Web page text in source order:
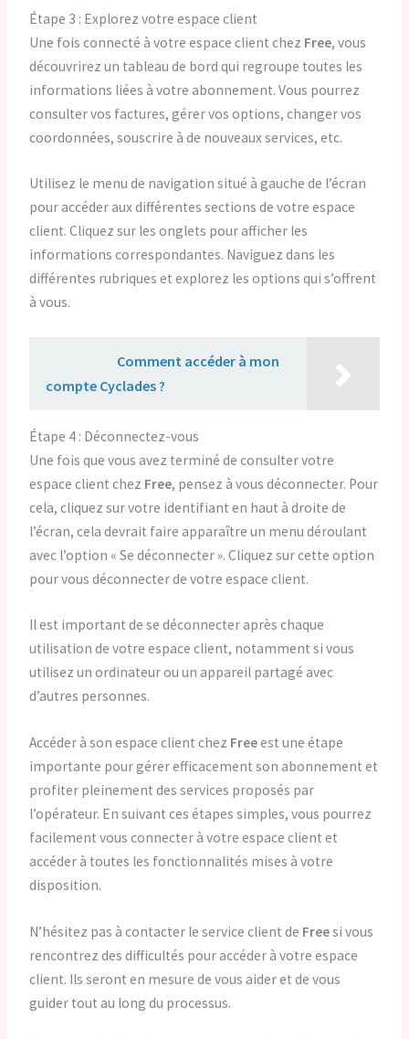
Étape 3 : Explorez votre espace client
Une fois connecté à votre espace client chez Free, vous
découvrirez un tableau de bord qui regroupe toutes les
informations liées à votre abonnement. Vous pourrez
consulter vos factures, gérer vos options, changer vos
coordonnées, souscrire à de nouveaux services, etc.
Utilisez le menu de navigation situé à gauche de l’écran
pour accéder aux différentes sections de votre espace
client. Cliquez sur les onglets pour afficher les
informations correspondantes. Naviguez dans les
différentes rubriques et explorez les options qui s’offrent
à vous.
Comment accéder à mon
compte Cyclades ?
Étape 4 : Déconnectez-vous
Une fois que vous avez terminé de consulter votre
espace client chez Free, pensez à vous déconnecter. Pour
cela, cliquez sur votre identifiant en haut à droite de
l’écran, cela devrait faire apparaître un menu déroulant
avec l’option « Se déconnecter ». Cliquez sur cette option
pour vous déconnecter de votre espace client.
Il est important de se déconnecter après chaque
utilisation de votre espace client, notamment si vous
utilisez un ordinateur ou un appareil partagé avec
d’autres personnes.
Accéder à son espace client chez Freeest une étape
importante pour gérer efficacement son abonnement et
profiter pleinement des services proposés par
l’opérateur. En suivant ces étapes simples, vous pourrez
facilement vous connecter à votre espace client et
accéder à toutes les fonctionnalités mises à votre
disposition.
N’hésitez pas à contacter le service client de Freesi vous
rencontrez des difficultés pour accéder à votre espace
client. Ils seront en mesure de vous aider et de vous
guider tout au long du processus.